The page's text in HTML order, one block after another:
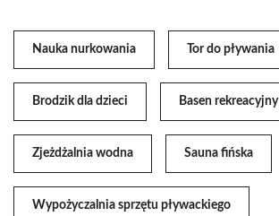
Nauka nurkowania Tor do pływania
Brodzik dla dzieci Basen rekreacyjny
Zjeżdżalnia wodna Sauna fińska
Wypożyczalnia sprzętu pływackiego